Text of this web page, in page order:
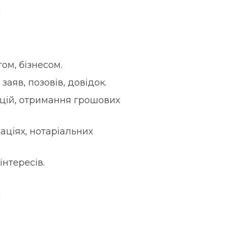
бізнесом.
позовів, довідок.
отримання грошових
нотаріальних